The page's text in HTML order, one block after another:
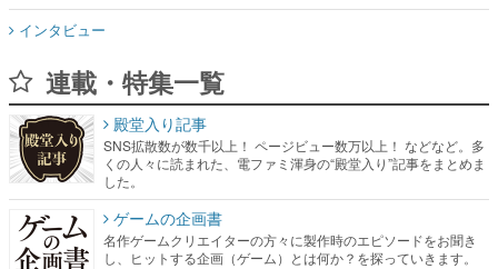
インタビュー
連載・特集一覧
殿堂入り記事
SNS拡散数が数千以上！ ページビュー数万以上！ などなど。多
くの人々に読まれた、電ファミ渾身の“殿堂入り”記事をまとめま
した。
ゲームの企画書
名作ゲームクリエイターの方々に製作時のエピソードをお聞き
し、ヒットする企画（ゲーム）とは何か？を探っていきます。